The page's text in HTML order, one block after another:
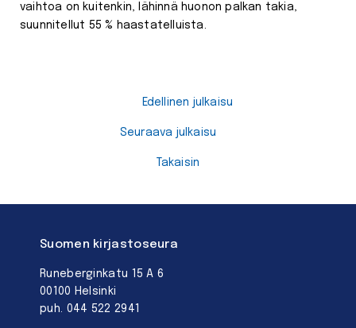
vaihtoa on kuitenkin, lähinnä huonon palkan takia,
suunnitellut 55 % haastatelluista.
Edellinen julkaisu
Takaisin
Seuraava julkaisu
Suomen kirjastoseura
Runeberginkatu 15 A 6
00100 Helsinki
puh. 044 522 2941